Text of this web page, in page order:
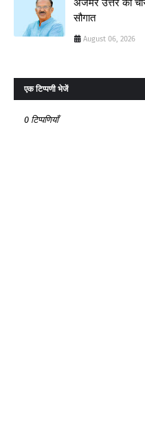
अजमेर उत्तर को
सौगात
August 06, 2026
एक टिप्पणी भेजें
0 टिप्पणियाँ